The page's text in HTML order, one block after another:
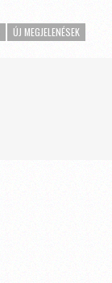
ÚJ MEGJELENÉSEK